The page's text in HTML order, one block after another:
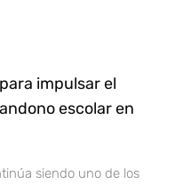
impulsar el
escolar en
siendo uno de los